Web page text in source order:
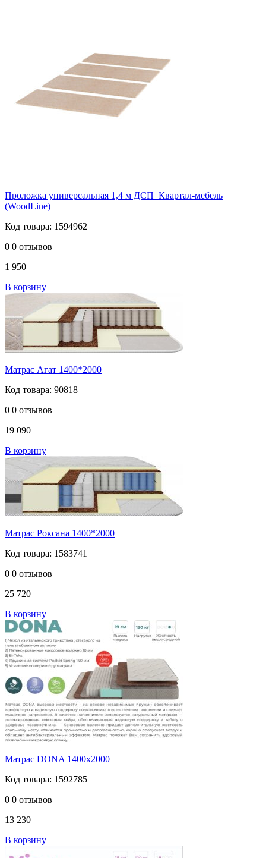
Проложка универсальная 1,4 м ДСП_Квартал-мебель
(WoodLine)
Код товара: 1594962
0 0 отзывов
1 950
В корзину
Матрас Агат 1400*2000
Код товара: 90818
0 0 отзывов
19 090
В корзину
Матрас Роксана 1400*2000
Код товара: 1583741
0 0 отзывов
25 720
В корзину
Матрас DONA 1400х2000
Код товара: 1592785
0 0 отзывов
13 230
В корзину